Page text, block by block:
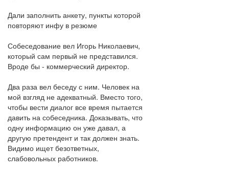
Дали заполнить анкету, пункты которой
повторяют инфу в резюме
Собеседование вел Игорь Николаевич,
который сам первый не представился.
Вроде бы - коммерческий директор.
Два раза вел беседу с ним. Человек на
мой взгляд не адекватный. Вместо того,
чтобы вести диалог все время пытается
давить на собеседника. Доказывать, что
одну информацию он уже давал, а
другую претендент и так должен знать.
Видимо ищет безответных,
слабовольных работников.